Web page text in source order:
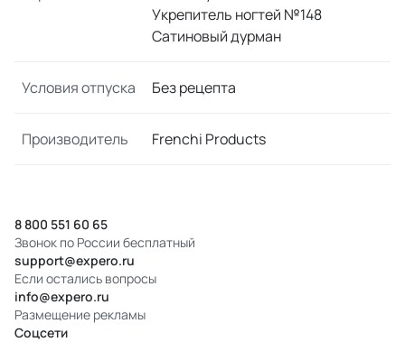
Укрепитель ногтей №148
Сатиновый дурман
Условия отпуска Без рецепта
Производитель Frenchi Products
8 800 551 60 65
Звонок по России бесплатный
support@expero.ru
Если остались вопросы
info@expero.ru
Размещение рекламы
Соцсети